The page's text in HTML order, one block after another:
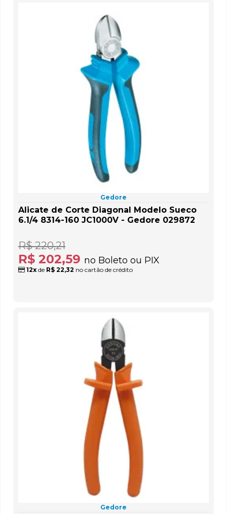
Gedore
Alicate de Corte Diagonal Modelo Sueco
6.1/4 8314-160 JC1000V - Gedore 029872
R$ 202,59 no Boleto ou PIX
R$ 220,21
12x de R$ 22,32 no cartão de crédito
Gedore